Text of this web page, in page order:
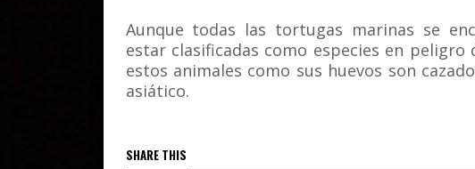
Aunque todas las tortugas marinas se
estar clasificadas como especies en
estos animales como sus huevos son
asiático.
SHARE THIS